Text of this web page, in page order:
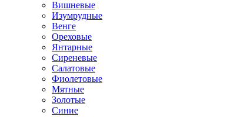
Вишневые
Изумрудные
Венге
Ореховые
Янтарные
Сиреневые
Салатовые
Фиолетовые
Мятные
Золотые
Синие